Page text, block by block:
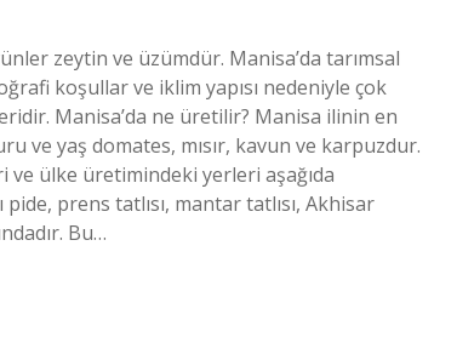
zeytin ve üzümdür. Manisa’da tarımsal
koşullar ve iklim yapısı nedeniyle çok
Manisa’da ne üretilir? Manisa ilinin en
ve yaş domates, mısır, kavun ve karpuzdur.
ülke üretimindeki yerleri aşağıda
prens tatlısı, mantar tatlısı, Akhisar
Bu…